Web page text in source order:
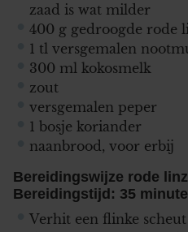
zaad is wat milder
400 g gedroogde rode
1 tl versgemalen
300 ml kokosmelk
zout
versgemalen peper
1 bosje koriander
naanbrood, voor erbij
Bereidingswijze rode
Bereidingstijd: 35
Verhit een flinke